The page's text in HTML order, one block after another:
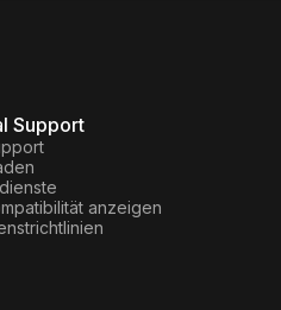
Support
anzeigen